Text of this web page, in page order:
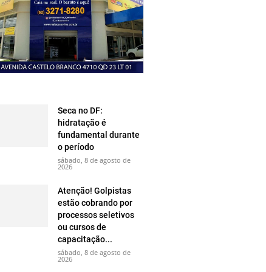
Seca no DF:
hidratação é
fundamental durante
o período
sábado, 8 de agosto de
2026
Atenção! Golpistas
estão cobrando por
processos seletivos
ou cursos de
capacitação...
sábado, 8 de agosto de
2026